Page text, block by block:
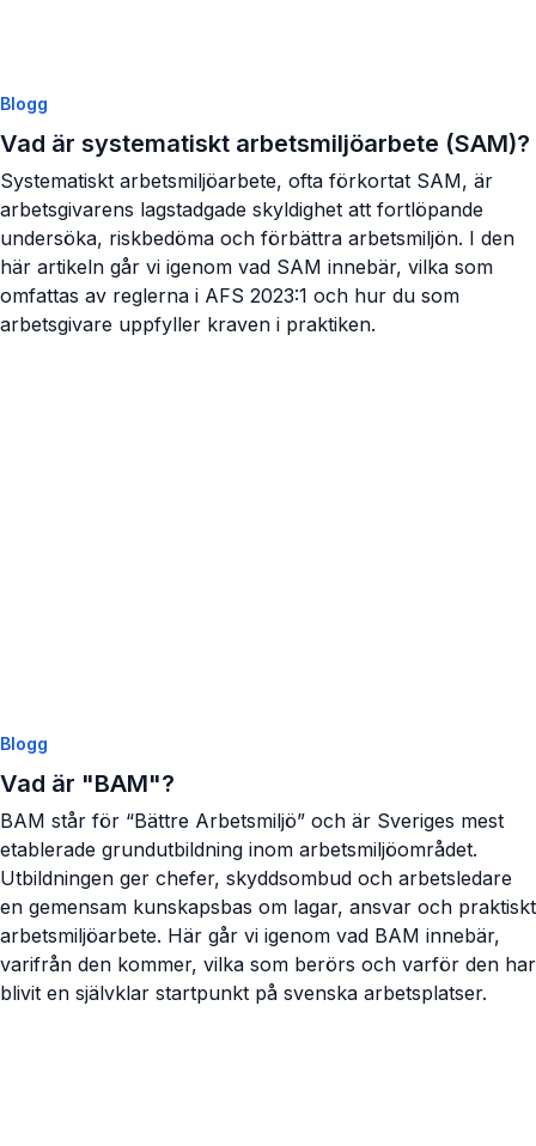
Blogg
Vad är systematiskt arbetsmiljöarbete (SAM)?
Systematiskt arbetsmiljöarbete, ofta förkortat SAM, är
arbetsgivarens lagstadgade skyldighet att fortlöpande
undersöka, riskbedöma och förbättra arbetsmiljön. I den
här artikeln går vi igenom vad SAM innebär, vilka som
omfattas av reglerna i AFS 2023:1 och hur du som
arbetsgivare uppfyller kraven i praktiken.
Blogg
Vad är "BAM"?
BAM står för “Bättre Arbetsmiljö” och är Sveriges mest
etablerade grundutbildning inom arbetsmiljöområdet.
Utbildningen ger chefer, skyddsombud och arbetsledare
en gemensam kunskapsbas om lagar, ansvar och praktiskt
arbetsmiljöarbete. Här går vi igenom vad BAM innebär,
varifrån den kommer, vilka som berörs och varför den har
blivit en självklar startpunkt på svenska arbetsplatser.